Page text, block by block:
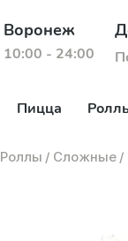
Воронеж
10:00 - 24:00
Пицца
Роллы / Сложные /